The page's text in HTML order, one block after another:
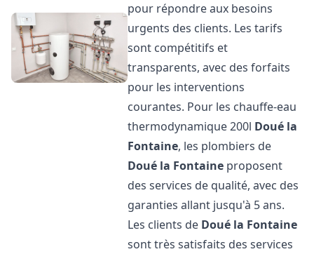
pour répondre aux besoins
urgents des clients. Les tarifs
sont compétitifs et
transparents, avec des forfaits
pour les interventions
courantes. Pour les chauffe-eau
thermodynamique 200l Doué la
Fontaine, les plombiers de
Doué la Fontaine proposent
des services de qualité, avec des
garanties allant jusqu'à 5 ans.
Les clients de Doué la Fontaine
sont très satisfaits des services